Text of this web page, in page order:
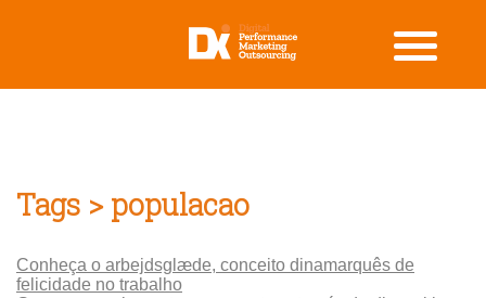
Tags > populacao
Conheça o arbejdsglæde, conceito dinamarquês de
felicidade no trabalho